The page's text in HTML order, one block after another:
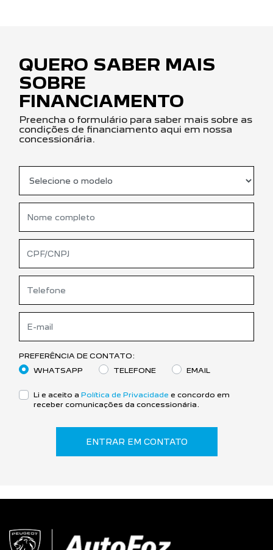
QUERO SABER MAIS
SOBRE
FINANCIAMENTO
Preencha o formulário para saber mais sobre as
condições de financiamento aqui em nossa
concessionária.
PREFERÊNCIA DE CONTATO:
WHATSAPP
TELEFONE EMAIL
Li e aceito a Política de Privacidade e concordo em
receber comunicações da concessionária.
ENTRAR EM CONTATO